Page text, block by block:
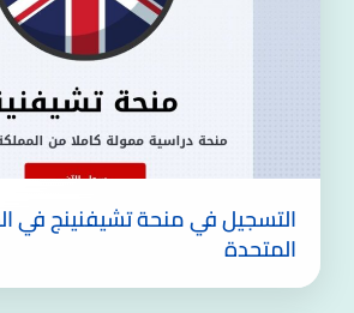
التسجيل في منحة تشيفنينج في
المتحدة